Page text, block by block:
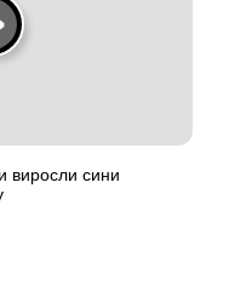
виросли сини